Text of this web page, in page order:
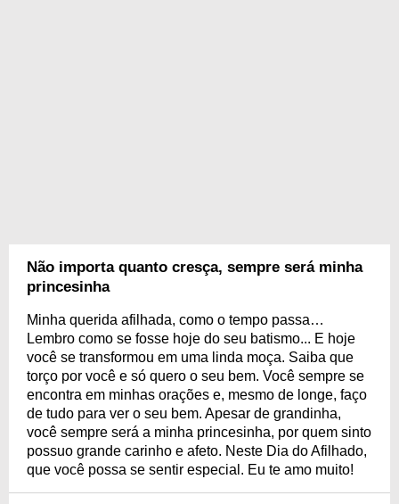
Não importa quanto cresça, sempre será minha
princesinha
Minha querida afilhada, como o tempo passa…
Lembro como se fosse hoje do seu batismo... E hoje
você se transformou em uma linda moça. Saiba que
torço por você e só quero o seu bem. Você sempre se
encontra em minhas orações e, mesmo de longe, faço
de tudo para ver o seu bem. Apesar de grandinha,
você sempre será a minha princesinha, por quem sinto
possuo grande carinho e afeto. Neste Dia do Afilhado,
que você possa se sentir especial. Eu te amo muito!